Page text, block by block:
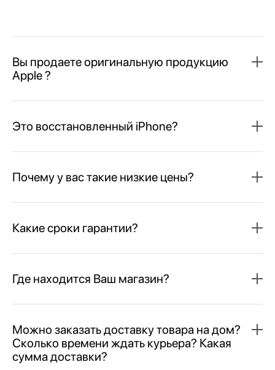
Вы продаете оригинальную продукцию
Apple ?
Это восстановленный iPhone?
Почему у вас такие низкие цены?
Какие сроки гарантии?
Где находится Ваш магазин?
Можно заказать доставку товара на дом?
Сколько времени ждать курьера? Какая
сумма доставки?